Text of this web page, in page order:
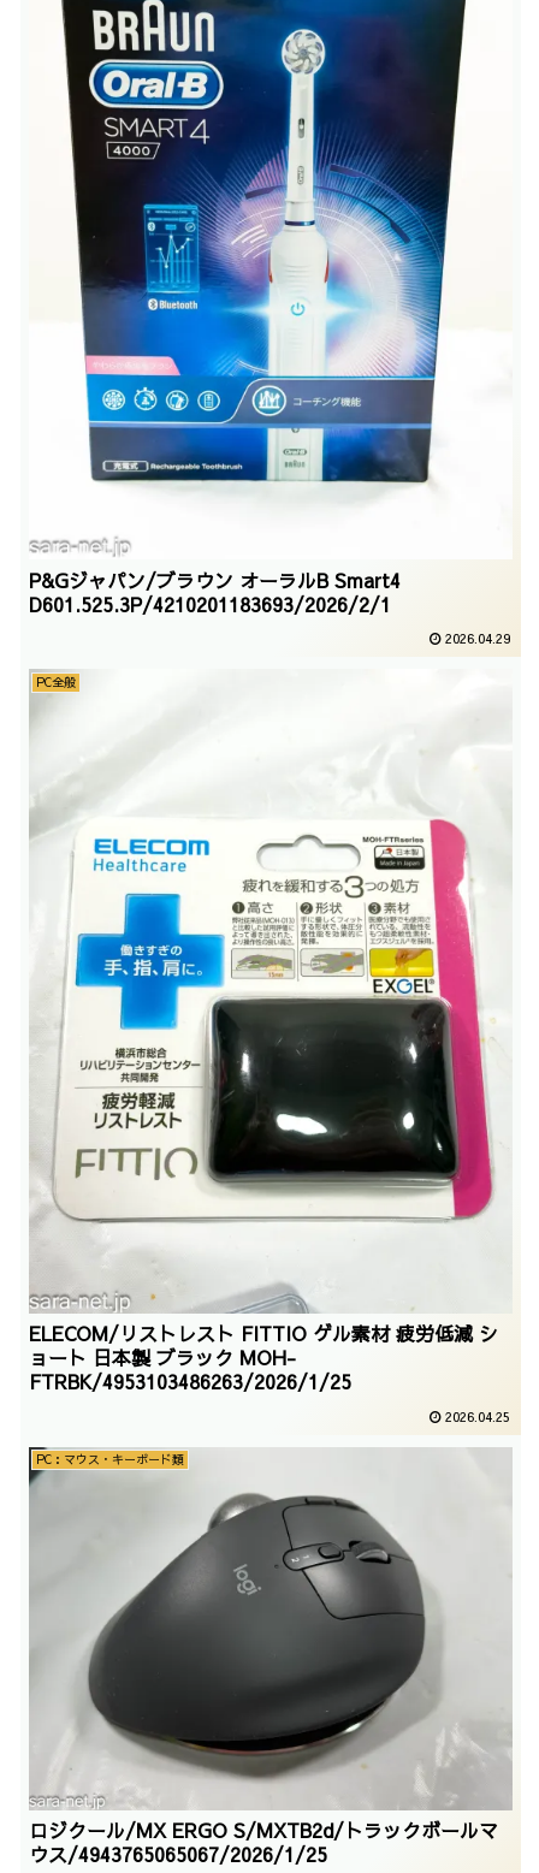
P&Gジャパン/ブラウン オーラルB Smart4
D601.525.3P/4210201183693/2026/2/1
2026.04.29
PC全般
ELECOM/リストレスト FITTIO ゲル素材 疲労低減 シ
ョート 日本製 ブラック MOH-
FTRBK/4953103486263/2026/1/25
2026.04.25
PC：マウス・キーボード類
ロジクール/MX ERGO S/MXTB2d/トラックボールマ
ウス/4943765065067/2026/1/25